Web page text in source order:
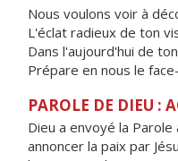
Nous voulons voir à
L'éclat radieux de ton
Dans l'aujourd'hui de
Prépare en nous le
PAROLE DE DIEU :
Dieu a envoyé la
annoncer la paix par